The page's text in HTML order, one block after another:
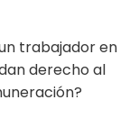
trabajador en
derecho al